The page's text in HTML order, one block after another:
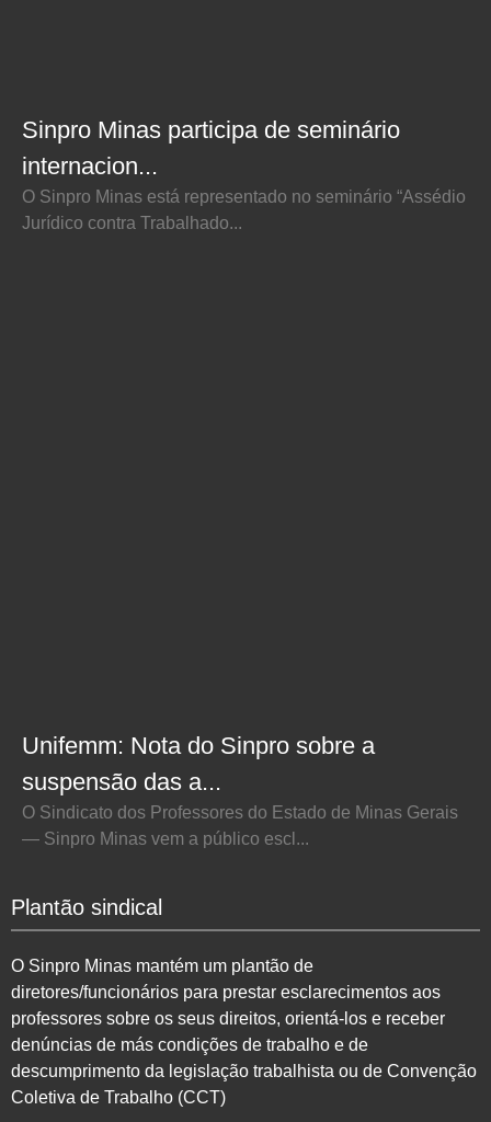
Sinpro Minas participa de seminário
internacion...
O Sinpro Minas está representado no seminário “Assédio
Jurídico contra Trabalhado...
Unifemm: Nota do Sinpro sobre a
suspensão das a...
O Sindicato dos Professores do Estado de Minas Gerais
— Sinpro Minas vem a público escl...
Plantão sindical
O Sinpro Minas mantém um plantão de
diretores/funcionários para prestar esclarecimentos aos
professores sobre os seus direitos, orientá-los e receber
denúncias de más condições de trabalho e de
descumprimento da legislação trabalhista ou de Convenção
Coletiva de Trabalho (CCT)